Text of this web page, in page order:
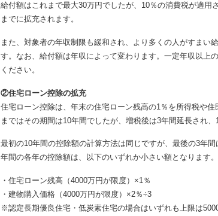
給付額はこれまで最大30万円でしたが、10％の消費税が適用
までに拡充されます。
また、対象者の年収制限も緩和され、より多くの人がすまい
す。なお、給付額は年収によって変わります。一定年収以上
ください。
②住宅ローン控除の拡充
住宅ローン控除は、年末の住宅ローン残高の1％を所得税や
まではその期間は10年間でしたが、増税後は3年間延長され、
最初の10年間の控除額の計算方法は同じですが、最後の3年
年間の各年の控除額は、以下のいずれか小さい額となります。
・住宅ローン残高（4000万円が限度）×1％
・建物購入価格（4000万円が限度）×2％÷3
※認定長期優良住宅・低炭素住宅の場合はいずれも上限は